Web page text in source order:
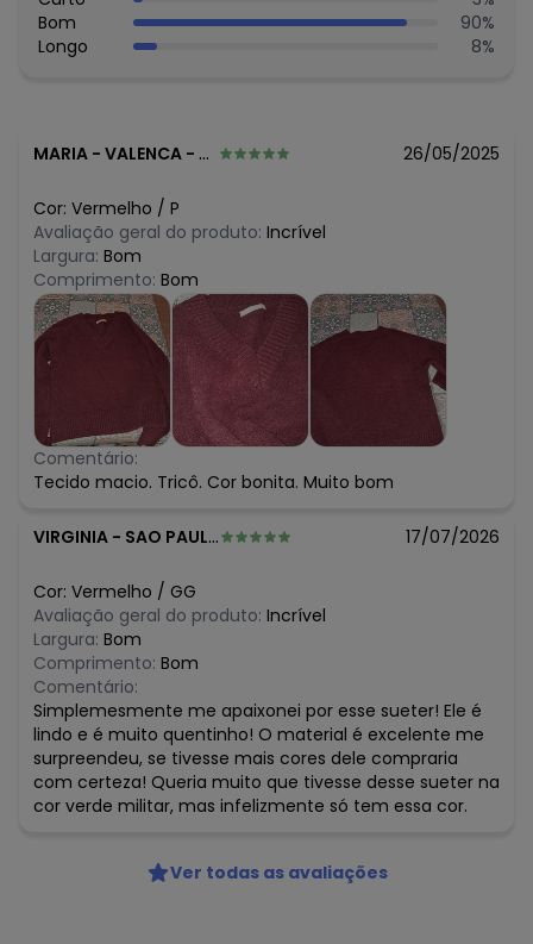
Bom
90%
Longo
8%
MARIA - VALENCA - RJ 26/05/2025
Cor: Vermelho / P
Avaliação geral do produto: Incrível
Largura: Bom
Comprimento: Bom
Comentário:
Tecido macio. Tricô. Cor bonita. Muito bom
VIRGINIA - SAO PAULO - SP 17/07/2026
Cor: Vermelho / GG
Avaliação geral do produto: Incrível
Largura: Bom
Comprimento: Bom
Comentário:
Simplemesmente me apaixonei por esse sueter! Ele é
lindo e é muito quentinho! O material é excelente me
surpreendeu, se tivesse mais cores dele compraria
com certeza! Queria muito que tivesse desse sueter na
cor verde militar, mas infelizmente só tem essa cor.
Ver todas as avaliações